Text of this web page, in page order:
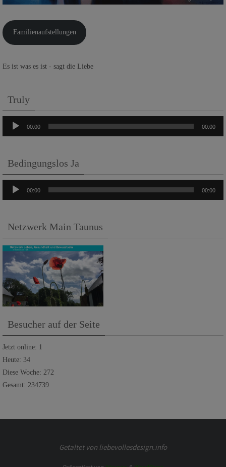
Familienaufstellungen
Es ist was es ist - sagt die Liebe
Truly
Audio-
00:00 00:00
Bedingungslos Ja
Audio-
00:00 00:00
Netzwerk Main Taunus
Besucher auf der Seite
Jetzt online: 1
Heute: 34
Diese Woche: 272
Gesamt: 234739
Getaltet von liebevollesdesign.info